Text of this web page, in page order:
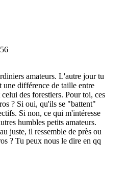
amateurs. L'autre jour tu
différence de taille entre
des forestiers. Pour toi, ces
? Si oui, qu'ils se "battent"
Si non, ce qui m'intéresse
humbles petits amateurs.
juste, il ressemble de près ou
? Tu peux nous le dire en qq